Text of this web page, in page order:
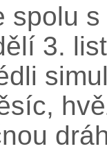
spolu
3.